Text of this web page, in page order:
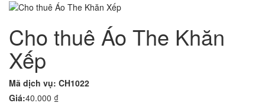
Cho thuê Áo The Khăn
Xếp
Mã dịch vụ: CH1022
Giá:40.000 ₫